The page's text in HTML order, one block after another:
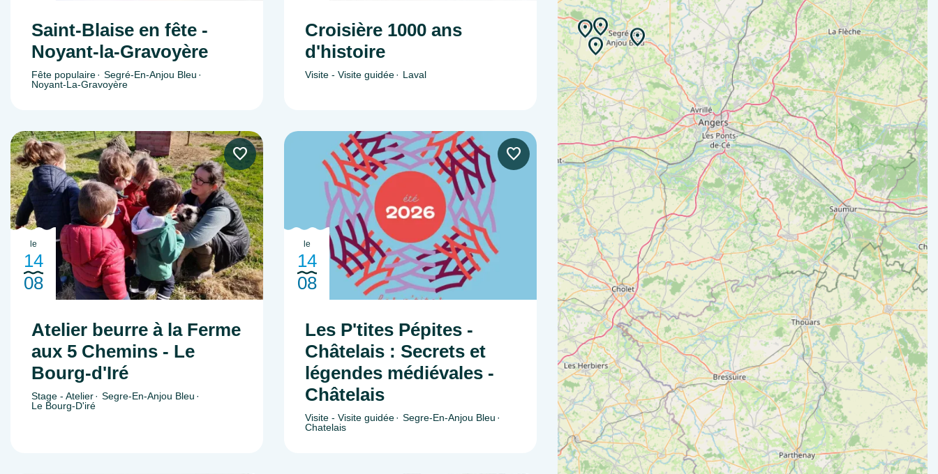
Saint-Blaise en fête -
Noyant-la-Gravoyère
Fête populaire
Segré-En-Anjou Bleu
Noyant-La-Gravoyère
Croisière 1000 ans
d'histoire
Visite - Visite guidée Laval
le
14
08
Atelier beurre à la Ferme
aux 5 Chemins - Le
Bourg-d'Iré
Stage - Atelier
Segre-En-Anjou Bleu
Le Bourg-D'iré
le
14
08
Les P'tites Pépites -
Châtelais : Secrets et
légendes médiévales -
Châtelais
Visite - Visite guidée
Segre-En-Anjou Bleu
Chatelais